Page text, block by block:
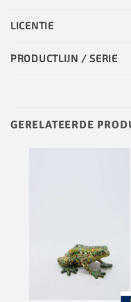
LICENTIE
PRODUCTLIJN / SERIE
GERELATEERDE